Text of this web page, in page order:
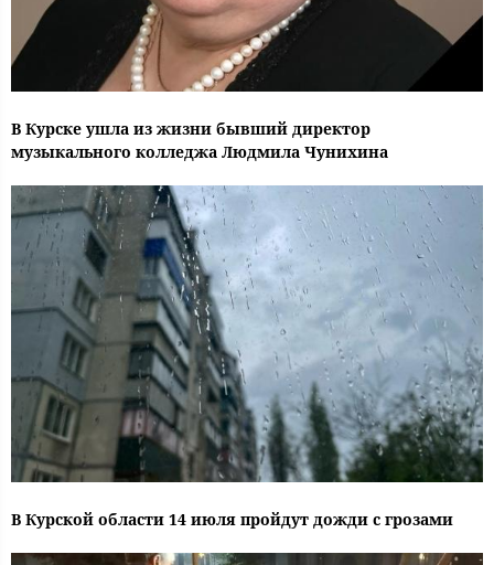
В Курске ушла из жизни бывший директор
музыкального колледжа Людмила Чунихина
В Курской области 14 июля пройдут дожди с грозами